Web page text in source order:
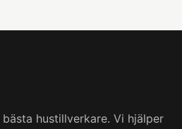
hustillverkare. Vi hjälper